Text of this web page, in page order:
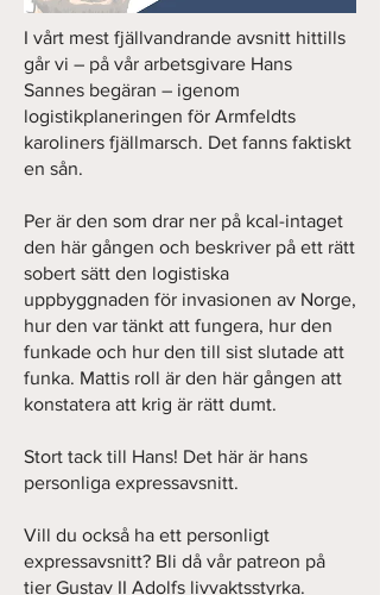
I vårt mest fjällvandrande avsnitt hittills
går vi – på vår arbetsgivare Hans
Sannes begäran – igenom
logistikplaneringen för Armfeldts
karoliners fjällmarsch. Det fanns faktiskt
en sån.
Per är den som drar ner på kcal-intaget
den här gången och beskriver på ett rätt
sobert sätt den logistiska
uppbyggnaden för invasionen av Norge,
hur den var tänkt att fungera, hur den
funkade och hur den till sist slutade att
funka. Mattis roll är den här gången att
konstatera att krig är rätt dumt.
Stort tack till Hans! Det här är hans
personliga expressavsnitt.
Vill du också ha ett personligt
expressavsnitt? Bli då vår patreon på
tier Gustav II Adolfs livvaktsstyrka.